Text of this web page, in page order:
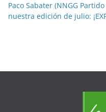
Paco Sabater (NNGG
nuestra edición de julio: